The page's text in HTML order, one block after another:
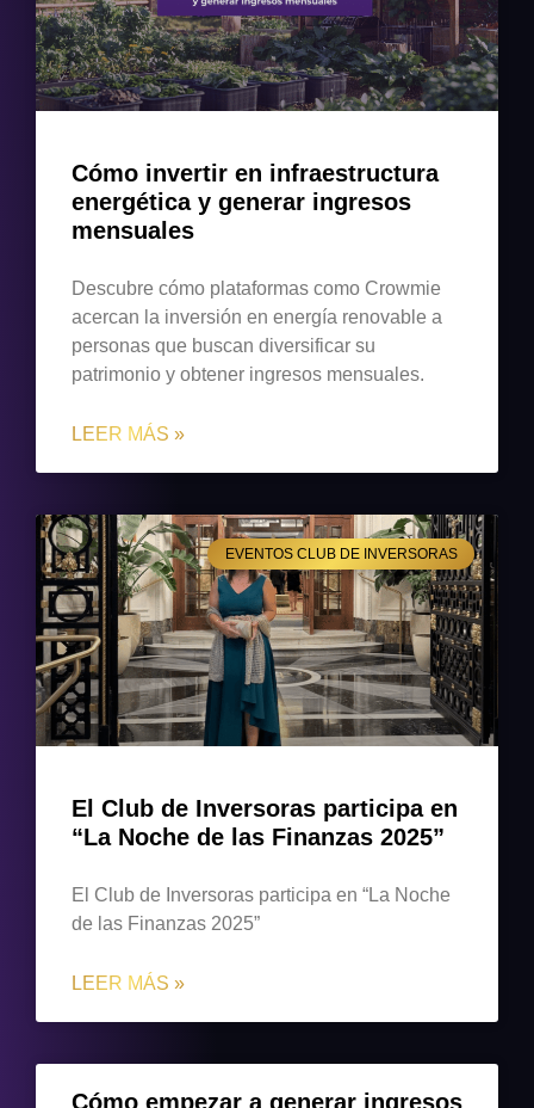
Cómo invertir en infraestructura
energética y generar ingresos
mensuales
Descubre cómo plataformas como Crowmie
acercan la inversión en energía renovable a
personas que buscan diversificar su
patrimonio y obtener ingresos mensuales.
LEER MÁS »
EVENTOS CLUB DE INVERSORAS
El Club de Inversoras participa en
“La Noche de las Finanzas 2025”
El Club de Inversoras participa en “La Noche
de las Finanzas 2025”
LEER MÁS »
Cómo empezar a generar ingresos